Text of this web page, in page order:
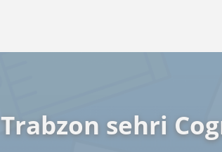
Trabzon sehri